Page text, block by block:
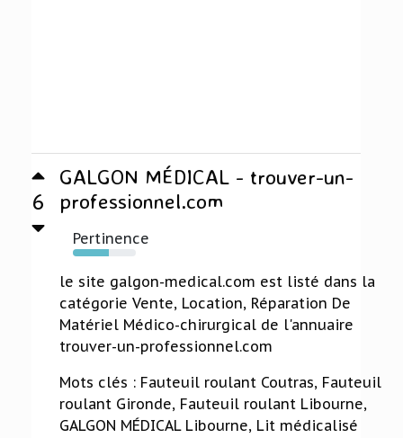
6
GALGON MÉDICAL - trouver-un-
professionnel.com
Pertinence
57%
le site galgon-medical.com est listé dans la
catégorie Vente, Location, Réparation De
Matériel Médico-chirurgical de l'annuaire
trouver-un-professionnel.com
Mots clés : Fauteuil roulant Coutras, Fauteuil
roulant Gironde, Fauteuil roulant Libourne,
GALGON MÉDICAL Libourne, Lit médicalisé